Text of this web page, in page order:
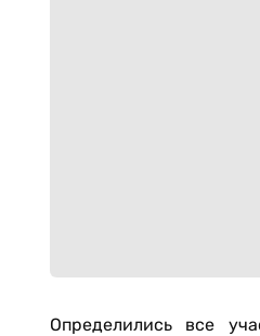
Определились все